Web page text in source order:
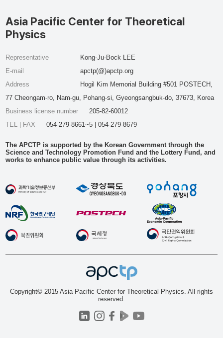
Asia Pacific Center for Theoretical
Physics
Representative
Kong-Ju-Bock LEE
E-mail
apctp(@)apctp.org
Address
Hogil Kim Memorial Building #501 POSTECH,
77 Cheongam-ro, Nam-gu, Pohang-si, Gyeongsangbuk-do, 37673, Korea
Business license number
205-82-60012
TEL | FAX
054-279-8661~5 | 054-279-8679
The APCTP is supported by the Korean Government through the
Science and Technology Promotion Fund and the Lottery Fund, and
works to enhance public value through its activities.
Copyright© 2015 Asia Pacific Center for Theoretical Physics. All rights
reserved.